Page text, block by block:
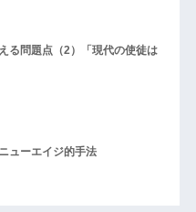
る問題点（2）「現代の使徒は
ューエイジ的手法